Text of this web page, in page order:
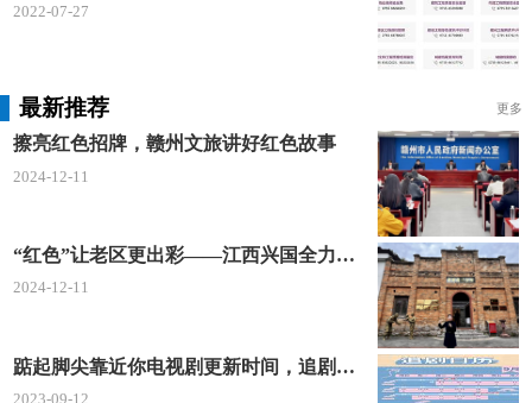
办公时间：周一到周五09：00-12:00 14:00-17:45
位置指引：(1)地铁，乘坐地铁2号线至“岗厦北
站”，从地铁站B出口出站，步行约450米到达。(2)公
交，乘坐32路、49路、101路、113路、K113路、204
路、223路等线路公交车至“岗厦北地铁站”下车或乘坐
395路公交车至“电子学校”
深圳市龙华区行政服务大厅综合窗口
2022-07-27
最新推荐 更多
擦亮红色招牌，赣州文旅讲好红色故事
2024-12-11
“红色”让老区更出彩——江西兴国全力打造红色文化传承发展创新示范区
2024-12-11
踮起脚尖靠近你电视剧更新时间，追剧日历及剧情简介
2023-09-12